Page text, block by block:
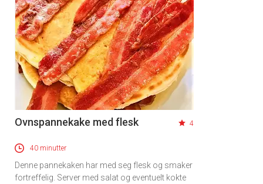
Ovnspannekake med flesk 4
40 minutter
Denne pannekaken har med seg flesk og smaker
fortreffelig. Server med salat og eventuelt kokte